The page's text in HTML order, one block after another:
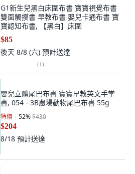
G1新生兒黑白床圍布書 寶寶視覺布書
雙面觸摸書 早教布書 嬰兒卡通布書 寶
寶認知布書, 【黑白】床圍
$85
後天 8/8 (六) 預計送達
(1)
嬰兒立體尾巴布書 寶寶早教英文手掌
書, 054 - 3B農場動物尾巴布書 55g
特價 52%$430
$204
8/18 預計送達